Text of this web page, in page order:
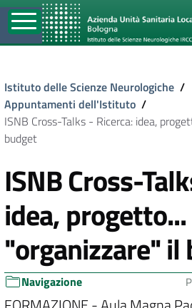
Istituto delle Scienze Neurologiche /
Appuntamenti dell'Istituto /
ISNB Cross-Talks - Ricerca: idea,
budget
ISNB Cross-
idea,
"organizzare" il
Navigazione